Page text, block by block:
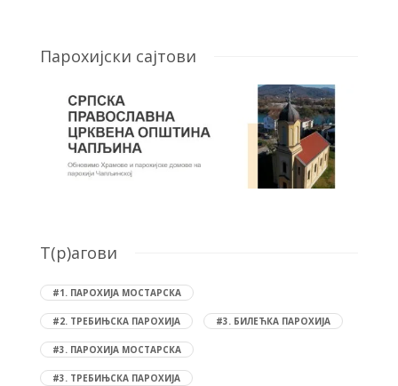
Парохијски сајтови
T(р)агови
#1. ПАРОХИЈА МОСТАРСКА
#2. ТРЕБИЊСКА ПАРОХИЈА #3. БИЛЕЋКА ПАРОХИЈА
#3. ПАРОХИЈА МОСТАРСКА
#3. ТРЕБИЊСКА ПАРОХИЈА